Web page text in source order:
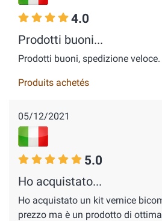
4.0
Prodotti buoni...
Prodotti buoni, spedizione veloce.
Produits achetés
05/12/2021
5.0
Ho acquistato...
Ho acquistato un kit vernice
prezzo ma è un prodotto di